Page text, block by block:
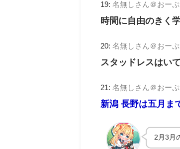
19:名無しさん＠おー
時間に自由のきく
20:名無しさん＠おー
スタッドレスはい
21:名無しさん＠おー
新潟 長野は五月ま
2月3月